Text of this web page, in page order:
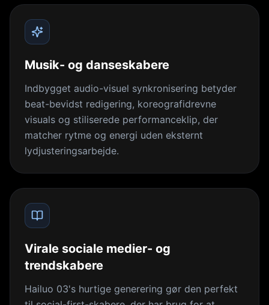
Musik- og danseskabere
Indbygget audio-visuel synkronisering betyder
beat-bevidst redigering, koreografidrevne
visuals og stiliserede performanceklip, der
matcher rytme og energi uden eksternt
lydjusteringsarbejde.
Virale sociale medier- og
trendskabere
Hailuo 03's hurtige generering gør den perfekt